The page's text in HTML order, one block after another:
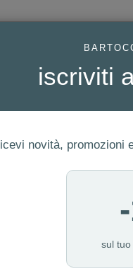
GIOIELLI
iscriviti
novità, promozioni
sul